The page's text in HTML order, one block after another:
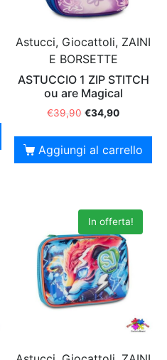
Astucci, Giocattoli, ZAINI
E BORSETTE
ASTUCCIO 1 ZIP STITCH
ou are Magical
€39,90 €34,90
Aggiungi al carrello
In offerta!